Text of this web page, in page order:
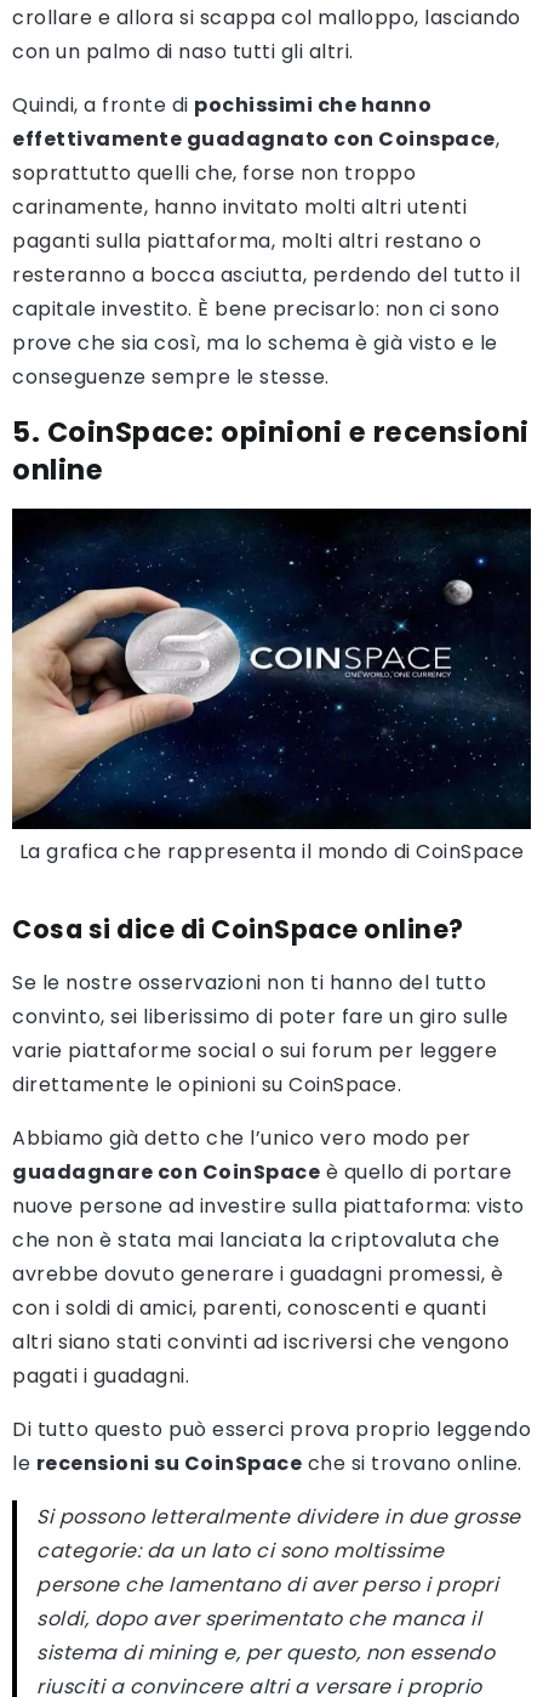
crollare e allora si scappa col malloppo, lasciando
con un palmo di naso tutti gli altri.
Quindi, a fronte di pochissimi che hanno
effettivamente guadagnato con Coinspace,
soprattutto quelli che, forse non troppo
carinamente, hanno invitato molti altri utenti
paganti sulla piattaforma, molti altri restano o
resteranno a bocca asciutta, perdendo del tutto il
capitale investito. È bene precisarlo: non ci sono
prove che sia così, ma lo schema è già visto e le
conseguenze sempre le stesse.
5. CoinSpace: opinioni e recensioni
online
La grafica che rappresenta il mondo di CoinSpace
Cosa si dice di CoinSpace online?
Se le nostre osservazioni non ti hanno del tutto
convinto, sei liberissimo di poter fare un giro sulle
varie piattaforme social o sui forum per leggere
direttamente le opinioni su CoinSpace.
Abbiamo già detto che l’unico vero modo per
guadagnare con CoinSpace è quello di portare
nuove persone ad investire sulla piattaforma: visto
che non è stata mai lanciata la criptovaluta che
avrebbe dovuto generare i guadagni promessi, è
con i soldi di amici, parenti, conoscenti e quanti
altri siano stati convinti ad iscriversi che vengono
pagati i guadagni.
Di tutto questo può esserci prova proprio leggendo
le recensioni su CoinSpace che si trovano online.
Si possono letteralmente dividere in due grosse
categorie: da un lato ci sono moltissime
persone che lamentano di aver perso i propri
soldi, dopo aver sperimentato che manca il
sistema di mining e, per questo, non essendo
riusciti a convincere altri a versare i proprio